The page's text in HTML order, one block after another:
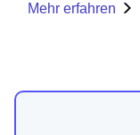
Mehr erfahren